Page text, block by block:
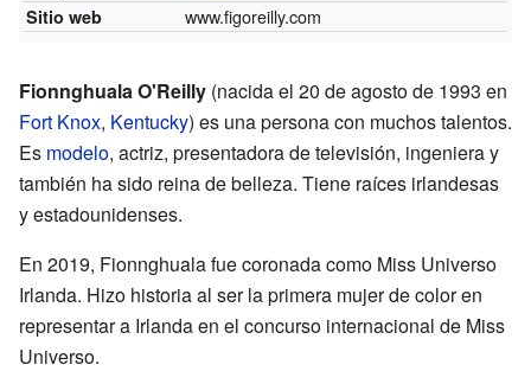
Sitio web www.figoreilly.com
Fionnghuala O'Reilly (nacida el 20 de agosto de 1993 en
Fort Knox, Kentucky) es una persona con muchos talentos.
Es modelo, actriz, presentadora de televisión, ingeniera y
también ha sido reina de belleza. Tiene raíces irlandesas
y estadounidenses.
En 2019, Fionnghuala fue coronada como Miss Universo
Irlanda. Hizo historia al ser la primera mujer de color en
representar a Irlanda en el concurso internacional de Miss
Universo.